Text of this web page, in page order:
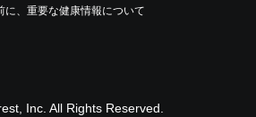
に、重要な健康情報について
Inc. All Rights Reserved.